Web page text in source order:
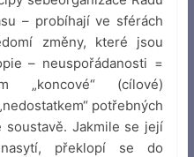
– probíhají ve sférách
změny, které jsou
– neuspořádanosti =
„koncové“ (cílové)
potřebných
soustavě. Jakmile se její
překlopí se do